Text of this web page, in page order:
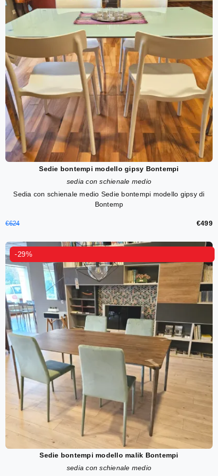
Sedie bontempi modello gipsy Bontempi
sedia con schienale medio
Sedia con schienale medio Sedie bontempi modello gipsy di
Bontemp
€624 €499
-29%
Sedie bontempi modello malik Bontempi
sedia con schienale medio